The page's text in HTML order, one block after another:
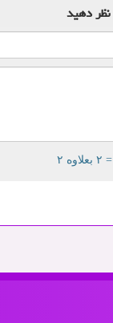
نظر دهید
= ۲ بعلاوه ۲